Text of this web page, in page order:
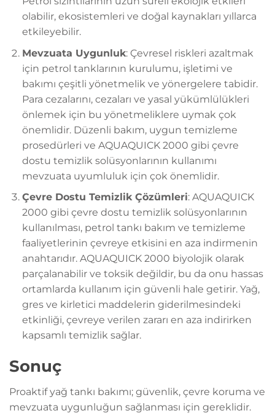
olabilir, ekosistemleri ve doğal kaynakları yıllarca
etkileyebilir.
Mevzuata Uygunluk: Çevresel riskleri azaltmak
için petrol tanklarının kurulumu, işletimi ve
bakımı çeşitli yönetmelik ve yönergelere tabidir.
Para cezalarını, cezaları ve yasal yükümlülükleri
önlemek için bu yönetmeliklere uymak çok
önemlidir. Düzenli bakım, uygun temizleme
prosedürleri ve AQUAQUICK 2000 gibi çevre
dostu temizlik solüsyonlarının kullanımı
mevzuata uyumluluk için çok önemlidir.
Çevre Dostu Temizlik Çözümleri: AQUAQUICK
2000 gibi çevre dostu temizlik solüsyonlarının
kullanılması, petrol tankı bakım ve temizleme
faaliyetlerinin çevreye etkisini en aza indirmenin
anahtarıdır. AQUAQUICK 2000 biyolojik olarak
parçalanabilir ve toksik değildir, bu da onu hassas
ortamlarda kullanım için güvenli hale getirir. Yağ,
gres ve kirletici maddelerin giderilmesindeki
etkinliği, çevreye verilen zararı en aza indirirken
kapsamlı temizlik sağlar.
Sonuç
Proaktif yağ tankı bakımı; güvenlik, çevre koruma ve
mevzuata uygunluğun sağlanması için gereklidir.